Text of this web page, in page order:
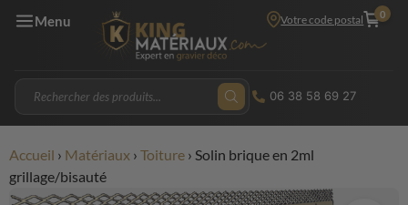
Menu Votre code postal 0
06 38 58 69 27
Accueil › Matériaux › Toiture › Solin brique en 2ml
grillage/bisauté